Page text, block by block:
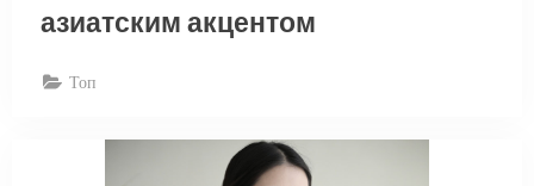
азиатским акцентом
Топ